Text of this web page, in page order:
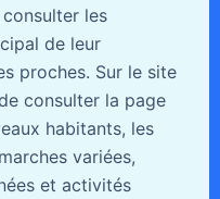
les
de leur
proches. Sur le site
consulter la page
habitants, les
variées,
et activités